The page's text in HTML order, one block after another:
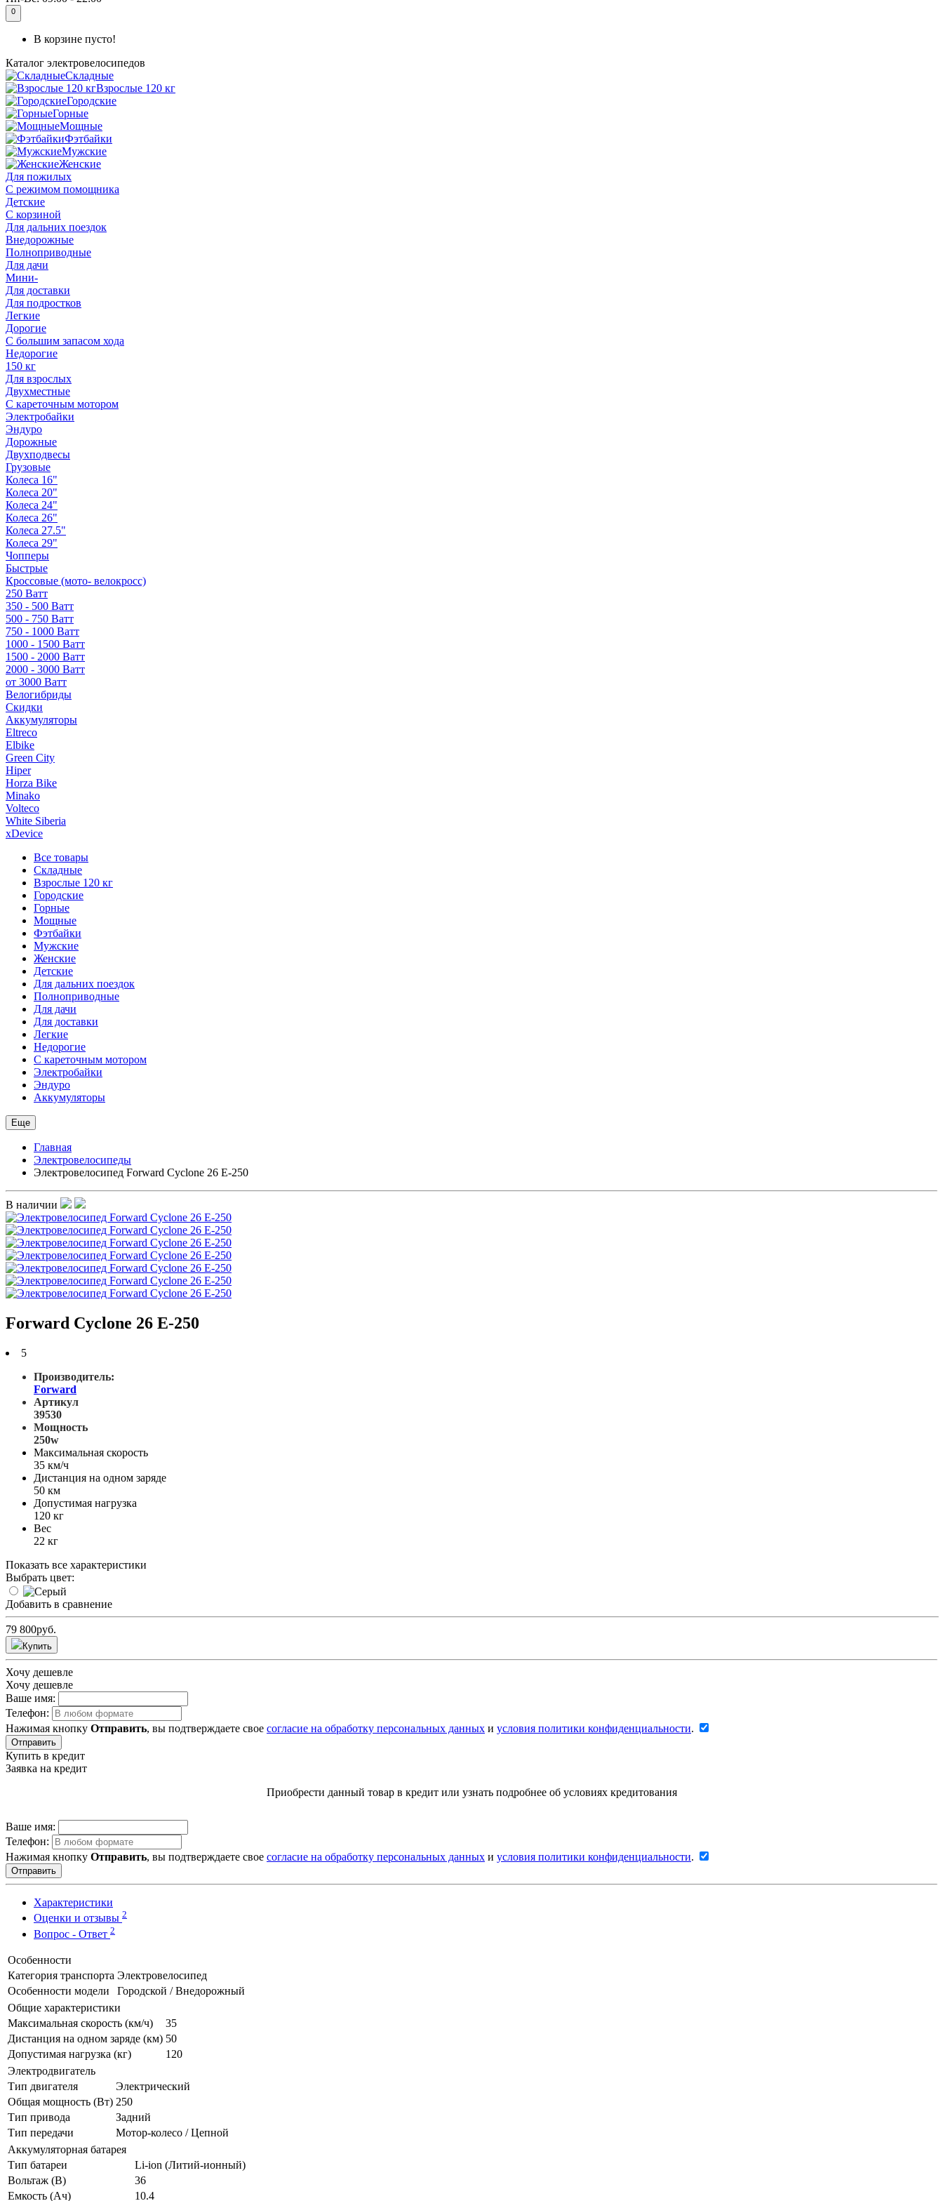
0
В корзине пусто!
Каталог электровелосипедов
Складные
Взрослые 120 кг
Городские
Горные
Мощные
Фэтбайки
Мужские
Женские
Для пожилых
С режимом помощника
Детские
С корзиной
Для дальних поездок
Внедорожные
Полноприводные
Для дачи
Мини-
Для доставки
Для подростков
Легкие
Дорогие
С большим запасом хода
Недорогие
150 кг
Для взрослых
Двухместные
С кареточным мотором
Электробайки
Эндуро
Дорожные
Двухподвесы
Грузовые
Колеса 16"
Колеса 20"
Колеса 24"
Колеса 26"
Колеса 27.5"
Колеса 29"
Чопперы
Быстрые
Кроссовые (мото- велокросс)
250 Ватт
350 - 500 Ватт
500 - 750 Ватт
750 - 1000 Ватт
1000 - 1500 Ватт
1500 - 2000 Ватт
2000 - 3000 Ватт
от 3000 Ватт
Велогибриды
Скидки
Аккумуляторы
Eltreco
Elbike
Green City
Hiper
Horza Bike
Minako
Volteco
White Siberia
xDevice
Все товары
Складные
Взрослые 120 кг
Городские
Горные
Мощные
Фэтбайки
Мужские
Женские
Детские
Для дальних поездок
Полноприводные
Для дачи
Для доставки
Легкие
Недорогие
С кареточным мотором
Электробайки
Эндуро
Аккумуляторы
Еще
Главная
Электровелосипеды
Электровелосипед Forward Cyclone 26 E-250
В наличии
Forward Cyclone 26 E-250
5
Производитель:
Forward
Артикул
39530
Мощность
250w
Максимальная скорость
35 км/ч
Дистанция на одном заряде
50 км
Допустимая нагрузка
120 кг
Вес
22 кг
Показать все характеристики
Выбрать цвет:
Добавить в сравнение
79 800руб.
Купить
Хочу дешевле
Хочу дешевле
Ваше имя:
Телефон:
Нажимая кнопку Отправить, вы подтверждаете свое согласие на обработку персональных данных и условия политики конфиденциальности.
Отправить
Купить в кредит
Заявка на кредит
Приобрести данный товар в кредит или узнать подробнее об условиях кредитования
Ваше имя:
Телефон:
Нажимая кнопку Отправить, вы подтверждаете свое согласие на обработку персональных данных и условия политики конфиденциальности.
Отправить
Характеристики
Оценки и отзывы 2
Вопрос - Ответ 2
Особенности
Категория транспорта Электровелосипед
Особенности модели
Городской / Внедорожный
Общие характеристики
Максимальная скорость (км/ч)
35
Дистанция на одном заряде (км) 50
Допустимая нагрузка (кг)
120
Электродвигатель
Тип двигателя
Электрический
Общая мощность (Вт) 250
Тип привода
Задний
Тип передачи
Мотор-колесо / Цепной
Аккумуляторная батарея
Тип батареи
Li-ion (Литий-ионный)
Вольтаж (В)
36
Емкость (Ач)
10.4